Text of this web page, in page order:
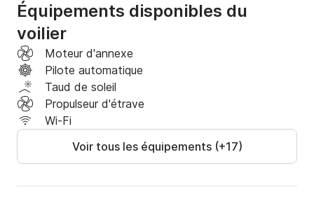
Équipements disponibles du
voilier
Moteur d'annexe
Pilote automatique
Taud de soleil
Propulseur d'étrave
Wi-Fi
Voir tous les équipements (+17)